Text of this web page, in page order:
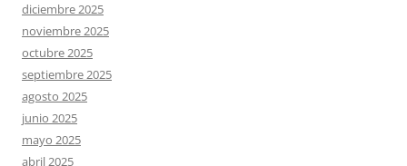
diciembre 2025
noviembre 2025
octubre 2025
septiembre 2025
agosto 2025
junio 2025
mayo 2025
abril 2025